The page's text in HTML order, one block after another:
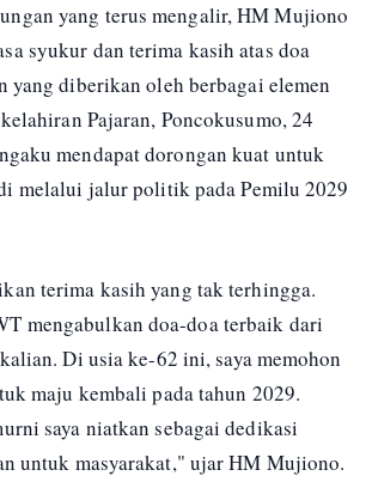
yang terus mengalir, HM Mujiono
syukur dan terima kasih atas doa
yang diberikan oleh berbagai elemen
Pajaran, Poncokusumo, 24
mendapat dorongan kuat untuk
melalui jalur politik pada Pemilu 2029
terima kasih yang tak terhingga.
mengabulkan doa-doa terbaik dari
Di usia ke-62 ini, saya memohon
maju kembali pada tahun 2029.
saya niatkan sebagai dedikasi
untuk masyarakat," ujar HM Mujiono.